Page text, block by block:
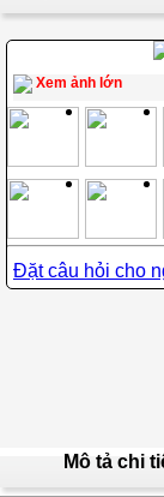
Xem ảnh lớn
Đặt câu hỏi cho
Mô tả chi